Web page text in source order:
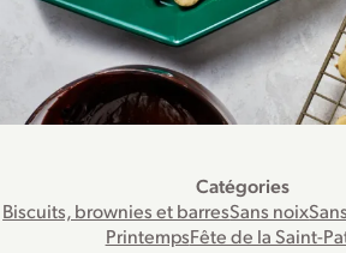
Catégories
Biscuits, brownies et barresSans noix
PrintempsFête de la Saint-